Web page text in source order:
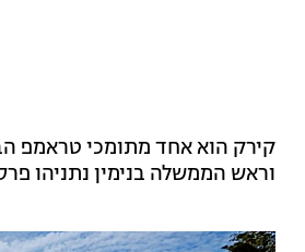
קירק הוא אחד מתומכי טראמפ
וראש הממשלה בנימין נתניהו